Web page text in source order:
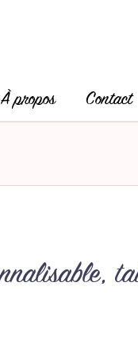
À propos Contact